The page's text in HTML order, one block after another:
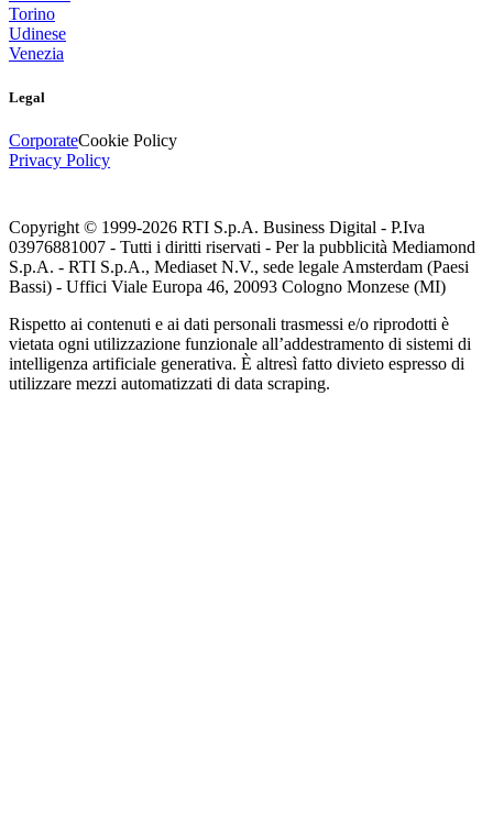
Torino
Udinese
Venezia
Legal
CorporateCookie Policy
Privacy Policy
Copyright © 1999-2026 RTI S.p.A. Business Digital - P.Iva
03976881007 - Tutti i diritti riservati - Per la pubblicità Mediamond
S.p.A. - RTI S.p.A., Mediaset N.V., sede legale Amsterdam (Paesi
Bassi) - Uffici Viale Europa 46, 20093 Cologno Monzese (MI)
Rispetto ai contenuti e ai dati personali trasmessi e/o riprodotti è
vietata ogni utilizzazione funzionale all’addestramento di sistemi di
intelligenza artificiale generativa. È altresì fatto divieto espresso di
utilizzare mezzi automatizzati di data scraping.